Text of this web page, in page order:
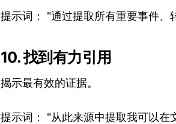
提示词： "通过提取所有重要事件、
10. 找到有力引用
揭示最有效的证据。
提示词： "从此来源中提取我可以在